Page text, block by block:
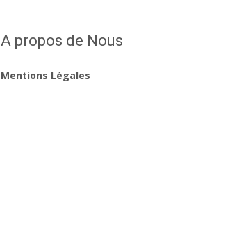
A propos de Nous
Mentions Légales